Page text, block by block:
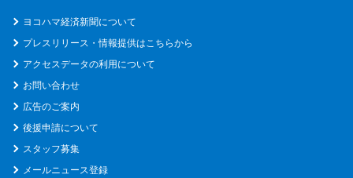
ヨコハマ経済新聞について
プレスリリース・情報提供はこちらから
アクセスデータの利用について
お問い合わせ
広告のご案内
後援申請について
スタッフ募集
メールニュース登録